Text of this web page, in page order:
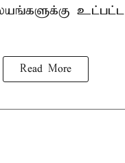
உட்பட்ட
Read More